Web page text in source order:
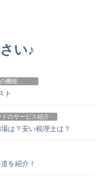
い♪
機能
ト
のサービス紹介
は？安い税理士は？
を紹介！